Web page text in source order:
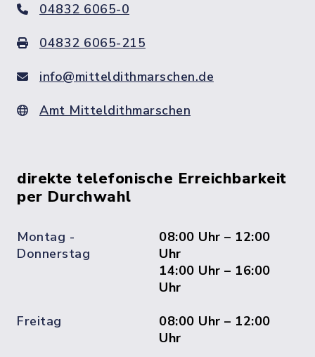
04832 6065-0
04832 6065-215
info@mitteldithmarschen.de
Amt Mitteldithmarschen
direkte telefonische Erreichbarkeit
per Durchwahl
Montag -
Donnerstag
08:00 Uhr – 12:00
Uhr
14:00 Uhr – 16:00
Uhr
Freitag
08:00 Uhr – 12:00
Uhr